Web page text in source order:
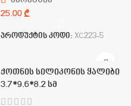
₾
პროდუქტის კოდი: XC223-5
ქოთნის სილიკონის ყალიბი
3.7*9.6*8.2 სმ